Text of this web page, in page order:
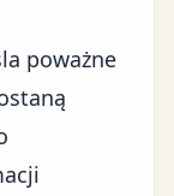
poważne